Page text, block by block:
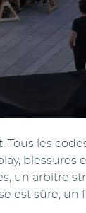
Tous les
blessures
un arbitre
est sûre, un